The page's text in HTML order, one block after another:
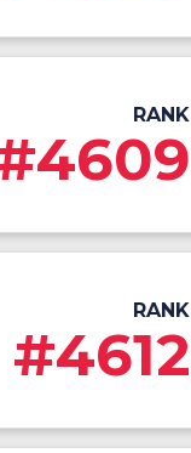
RANK
RANK
#4612